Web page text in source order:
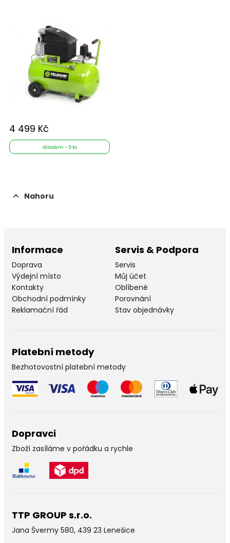
4 499 Kč
Skladem > 5 ks
Nahoru
Informace
Doprava
Výdejní místo
Kontakty
Obchodní podmínky
Reklamační řád
Servis & Podpora
Servis
Můj účet
Oblíbené
Porovnání
Stav objednávky
Platební metody
Bezhotovostní platební metody
Dopravci
Zboží zasíláme v pořádku a rychle
TTP GROUP s.r.o.
Jana Švermy 580, 439 23 Lenešice